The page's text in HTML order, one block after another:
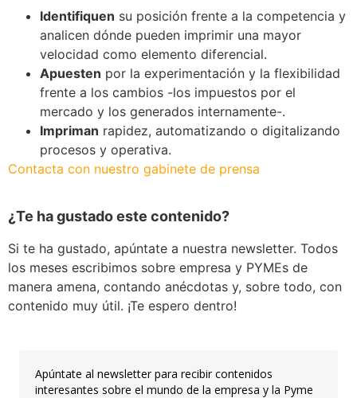
Identifiquen su posición frente a la competencia y
analicen dónde pueden imprimir una mayor
velocidad como elemento diferencial.
Apuesten por la experimentación y la flexibilidad
frente a los cambios -los impuestos por el
mercado y los generados internamente-.
Impriman rapidez, automatizando o digitalizando
procesos y operativa.
Contacta con nuestro gabinete de prensa
¿Te ha gustado este contenido?
Si te ha gustado, apúntate a nuestra newsletter. Todos
los meses escribimos sobre empresa y PYMEs de
manera amena, contando anécdotas y, sobre todo, con
contenido muy útil. ¡Te espero dentro!
Apúntate al newsletter para recibir contenidos
interesantes sobre el mundo de la empresa y la Pyme